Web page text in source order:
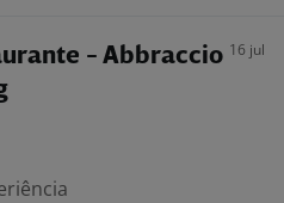
- Abbraccio 16 jul